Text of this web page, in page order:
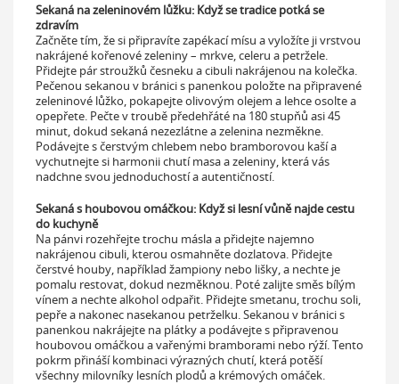
Sekaná na zeleninovém lůžku: Když se tradice potká se
zdravím
Začněte tím, že si připravíte zapékací mísu a vyložíte ji vrstvou
nakrájené kořenové zeleniny – mrkve, celeru a petržele.
Přidejte pár stroužků česneku a cibuli nakrájenou na kolečka.
Pečenou sekanou v bránici s panenkou položte na připravené
zeleninové lůžko, pokapejte olivovým olejem a lehce osolte a
opepřete. Pečte v troubě předehřáté na 180 stupňů asi 45
minut, dokud sekaná nezezlátne a zelenina nezměkne.
Podávejte s čerstvým chlebem nebo bramborovou kaší a
vychutnejte si harmonii chutí masa a zeleniny, která vás
nadchne svou jednoduchostí a autentičností.
Sekaná s houbovou omáčkou: Když si lesní vůně najde cestu
do kuchyně
Na pánvi rozehřejte trochu másla a přidejte najemno
nakrájenou cibuli, kterou osmahněte dozlatova. Přidejte
čerstvé houby, například žampiony nebo lišky, a nechte je
pomalu restovat, dokud nezměknou. Poté zalijte směs bílým
vínem a nechte alkohol odpařit. Přidejte smetanu, trochu soli,
pepře a nakonec nasekanou petrželku. Sekanou v bránici s
panenkou nakrájejte na plátky a podávejte s připravenou
houbovou omáčkou a vařenými bramborami nebo rýží. Tento
pokrm přináší kombinaci výrazných chutí, která potěší
všechny milovníky lesních plodů a krémových omáček.